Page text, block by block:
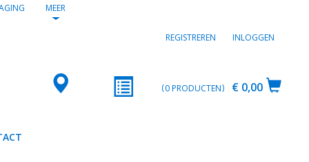
MEER
REGISTREREN INLOGGEN
€ 0,00
0PRODUCTEN